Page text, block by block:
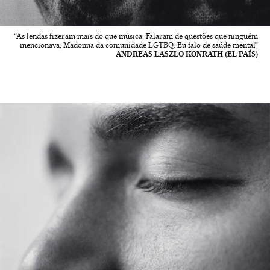
“As lendas fizeram mais do que música. Falaram de questões que ninguém
mencionava, Madonna da comunidade LGTBQ. Eu falo de saúde mental”
ANDREAS LASZLO KONRATH (EL PAÍS)